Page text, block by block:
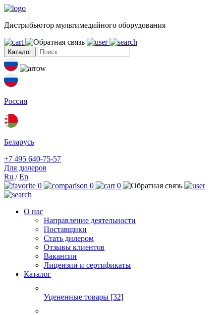
Дистрибьютор мультимедийного оборудования
Каталог
Россия
Беларусь
+7 495 640-75-57
Для дилеров
Ru /En
0
0 0
О нас
Направление деятельности
Поставщики
Стать дилером
Отзывы клиентов
Вакансии
Лицензии и сертификаты
Каталог
Уцененные товары [32]